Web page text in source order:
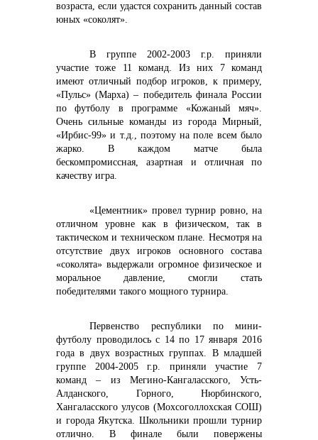
info@vostokcement.ru
возраста, если удастся сохранить данный состав
юных «соколят».
В группе 2002-2003 г.р. приняли
участие тоже 11 команд. Из них 7 команд
имеют отличный подбор игроков, к примеру,
«Пульс» (Марха) – победитель финала России
по футболу в программе «Кожаный мяч».
Очень сильные команды из города Мирный,
«Ирбис-99» и т.д., поэтому на поле всем было
жарко. В каждом матче была
бескомпромиссная, азартная и отличная по
качеству игра.
«Цементник» провел турнир ровно, на
отличном уровне как в физическом, так в
тактическом и техническом плане. Несмотря на
отсутствие двух игроков основного состава
«соколята» выдержали огромное физическое и
моральное давление, смогли стать
победителями такого мощного турнира.
Первенство республики по мини-
футболу проводилось с 14 по 17 января 2016
года в двух возрастных группах. В младшей
группе 2004-2005 г.р. приняли участие 7
команд – из Мегино-Кангаласского, Усть-
Алданского, Горного, Нюрбинского,
Хангаласского улусов (Мохсоголлохская СОШ)
и города Якутска. Школьники прошли турнир
отлично. В финале были повержены